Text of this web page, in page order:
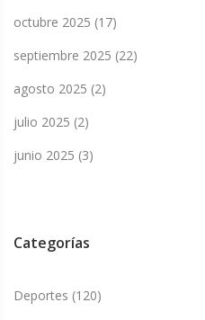
octubre 2025 (17)
septiembre 2025 (22)
agosto 2025 (2)
julio 2025 (2)
junio 2025 (3)
Categorías
Deportes (120)